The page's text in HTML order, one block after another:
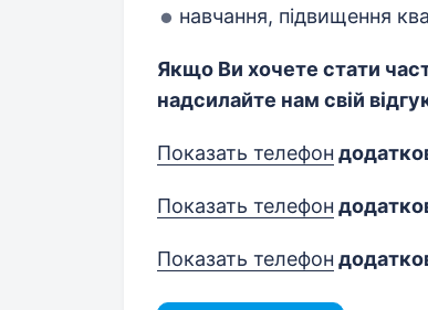
навчання, підвищення
Якщо Ви хочете стати
надсилайте нам свій
Показать телефон
Показать телефон
Показать телефон